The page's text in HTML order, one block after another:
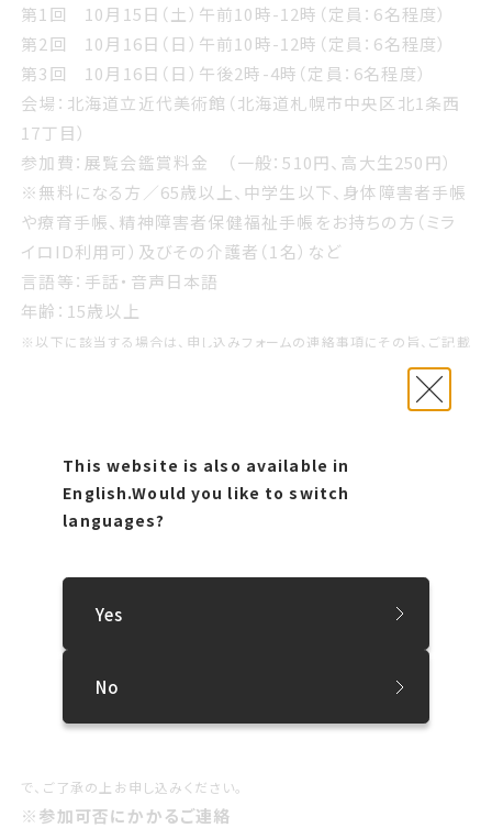
This website is also available in
English.Would you like to switch
languages?
Yes
No
第1回 10月15日（土）午前10時-12時（定員：6名程度）
第2回 10月16日（日）午前10時-12時（定員：6名程度）
第3回 10月16日（日）午後2時-4時（定員：6名程度）
会場：北海道立近代美術館（北海道札幌市中央区北1条西
17丁目）
参加費：展覧会鑑賞料金 （一般：510円、高大生250円）
※無料になる方／65歳以上、中学生以下、身体障害者手帳
や療育手帳、精神障害者保健福祉手帳をお持ちの方（ミラ
イロID利用可）及びその介護者（1名）など
言語等：手話・音声日本語
年齢：15歳以上
※以下に該当する場合は、申し込みフォームの連絡事項にその旨、ご記載
最寄り駅からの送迎など、移動にサポートが必要な場合 / 付き添いの方
参加申込締切：2022年9月30日(金)午後3時
*受付は終了しました
※ご不明な点などがありましたら、下記までお問い合わせ
[問い合わせ]札幌国際芸術祭実行委員会事務局
電話:011−211−2314（平日午前8時45分から午後5時15分
※注意事項
・当日は内部記録用として撮影等を行う予定です。撮影した写真等は札
で、ご了承の上お申し込みください。
※参加可否にかかるご連絡